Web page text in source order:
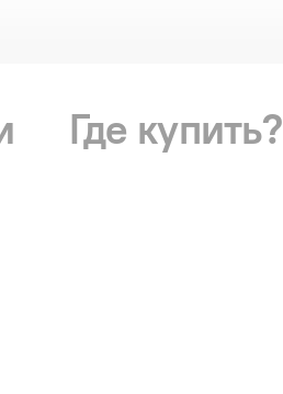
Где купить?